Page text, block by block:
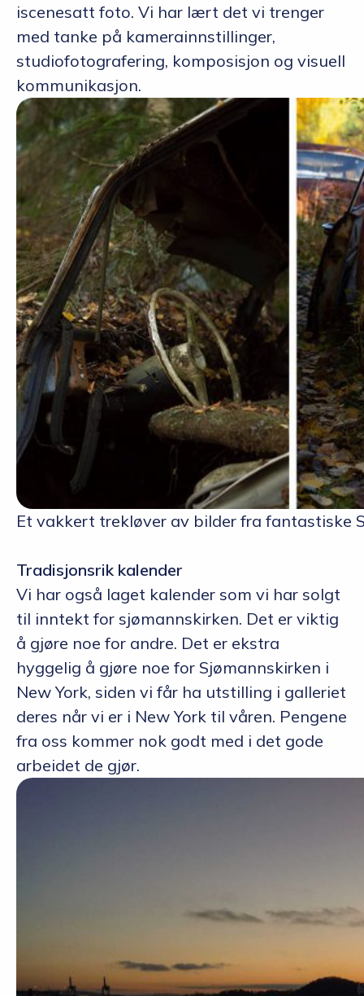
iscenesatt foto. Vi har lært det vi trenger
med tanke på kamerainnstillinger,
studiofotografering, komposisjon og visuell
kommunikasjon.
Et vakkert trekløver av bilder fra fantastiske
Tradisjonsrik kalender
Vi har også laget kalender som vi har solgt
til inntekt for sjømannskirken. Det er viktig
å gjøre noe for andre. Det er ekstra
hyggelig å gjøre noe for Sjømannskirken i
New York, siden vi får ha utstilling i galleriet
deres når vi er i New York til våren. Pengene
fra oss kommer nok godt med i det gode
arbeidet de gjør.